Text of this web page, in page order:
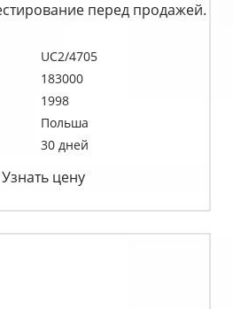
перед продажей.
UC2/4705
183000
1998
Польша
30 дней
Узнать цену